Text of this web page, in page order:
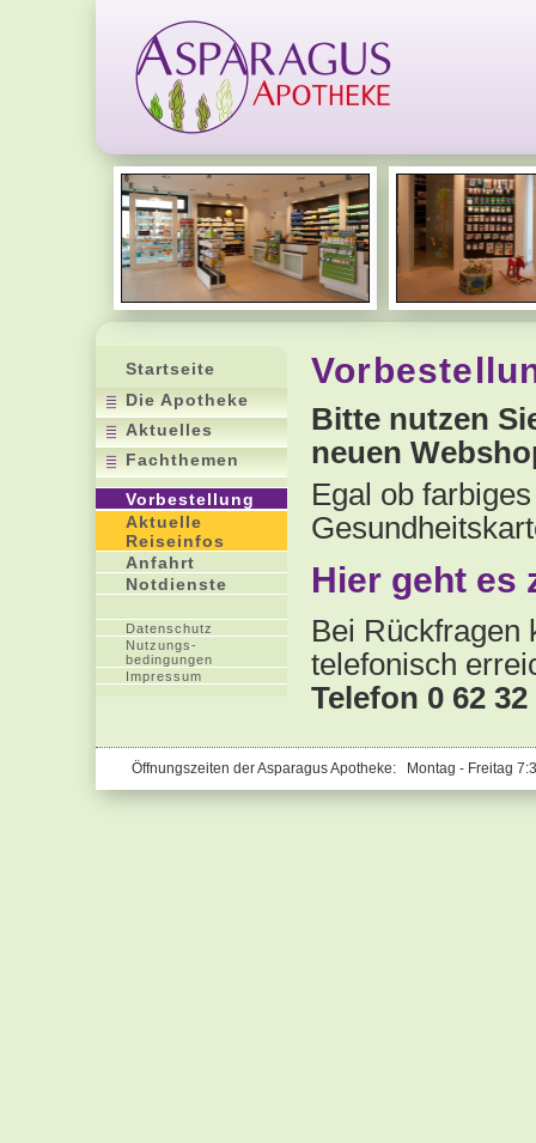
Startseite
Die Apotheke
Aktuelles
Fachthemen
Vorbestellung
Aktuelle
Reiseinfos
Anfahrt
Notdienste
Datenschutz
Nutzungs-
bedingungen
Impressum
Bitte nutzen
neuen
Egal ob
Hier geht
Bei Rückfragen
telefonisch
Telefon 0 62 32
Öffnungszeiten der Asparagus Apotheke: Montag - Freitag